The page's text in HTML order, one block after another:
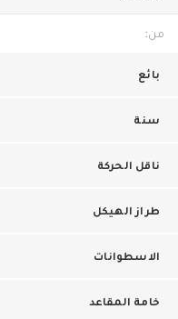
بائع
سنة
ناقل الحركة
طراز الهيكل
الاسطوانات
خامة المقاعد